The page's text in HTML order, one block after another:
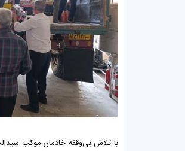
با تلاش بی‌وقفه خادمان موکب